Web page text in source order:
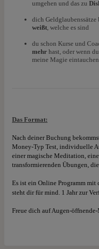
umgehen und das zu
dich
weißt, welche es sind
du schon Kurse und
mehr hast, oder wenn
meine Magie
Das Format:
Nach deiner Buchung
Money-Typ Test, individuelle
einer magische Meditation,
transformierenden Übungen,
Es ist ein Online Programm mit
steht dir für mind. 1 Jahr zur
Freue dich auf Augen-